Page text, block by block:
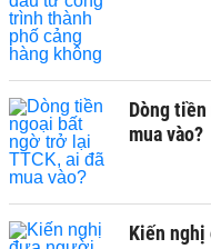
Dòng
mua vào?
Kiến nghị